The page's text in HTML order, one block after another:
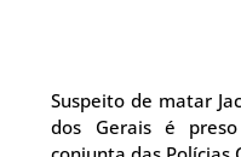
Suspeito de matar
dos Gerais é